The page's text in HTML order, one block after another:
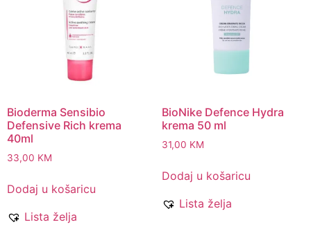
Bioderma Sensibio
Defensive Rich krema
40ml
33,00 KM
Dodaj u košaricu
Lista želja
BioNike Defence Hydra
krema 50 ml
31,00 KM
Dodaj u košaricu
Lista želja